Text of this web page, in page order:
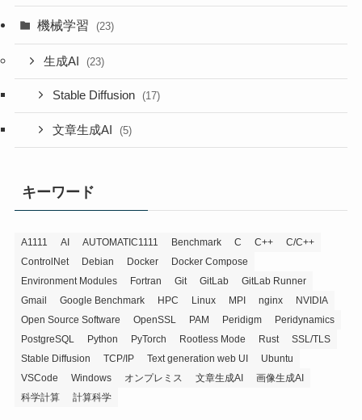
機械学習 (23)
生成AI (23)
Stable Diffusion (17)
文章生成AI (5)
キーワード
A1111 AI AUTOMATIC1111 Benchmark C C++
C/C++
ControlNet
Debian Docker
Docker Compose
Environment Modules
Fortran Git GitLab
GitLab Runner
Gmail
Google Benchmark HPC Linux MPI nginx
NVIDIA
Open Source Software
OpenSSL PAM Peridigm
Peridynamics
PostgreSQL
Python PyTorch Rootless Mode Rust
SSL/TLS
Stable Diffusion
TCP/IP Text generation web UI
Ubuntu
VSCode
Windows オンプレミス 文章生成AI
画像生成AI
科学計算
計算科学